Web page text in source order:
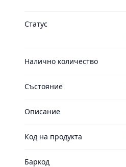
Статус
Налично количество
Състояние
Описание
Код на продукта
Баркод